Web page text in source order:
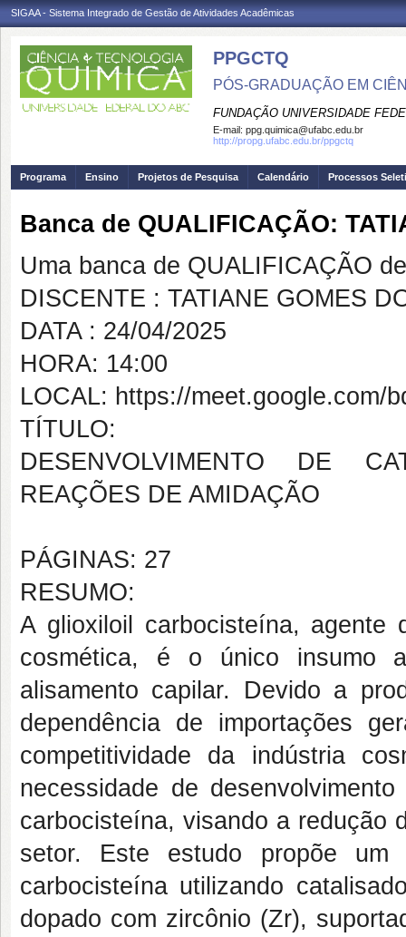
SIGAA - Sistema Integrado de Gestão de Atividades Acadêmicas
PPGCTQ
PÓS-GRADUAÇÃO EM
FUNDAÇÃO UNIVERSIDADE
E-mail: ppg.quimica@ufabc.edu.br
http://propg.ufabc.edu.br/ppgctq
Programa Ensino Projetos de Pesquisa Calendário Processos
Banca de QUALIFICAÇÃO:
Uma banca de QUALIFICAÇÃO
DISCENTE : TATIANE GOMES
DATA : 24/04/2025
HORA: 14:00
LOCAL: https://meet.google.com/
TÍTULO:
DESENVOLVIMENTO DE
REAÇÕES DE AMIDAÇÃO
PÁGINAS: 27
RESUMO:
A glioxiloil carbocisteína, agente
cosmética, é o único insumo
alisamento capilar. Devido a
dependência de importações
competitividade da indústria
necessidade de
carbocisteína, visando a redução
setor. Este estudo propõe
carbocisteína utilizando
dopado com zircônio (Zr),